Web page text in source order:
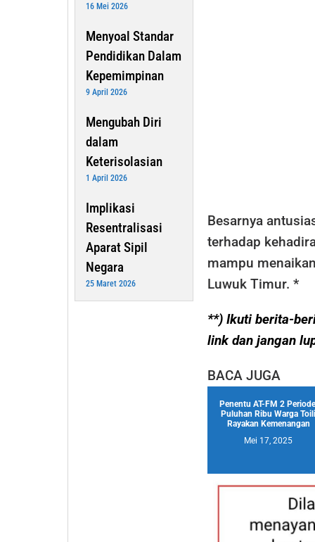
16 Mei 2026
Menyoal Standar
Pendidikan Dalam
Kepemimpinan
9 April 2026
Mengubah Diri
dalam
Keterisolasian
1 April 2026
Implikasi
Resentralisasi
Aparat Sipil
Negara
25 Maret 2026
Besarnya
terhadap
mampu
Luwuk Timur. *
**) Ikuti berita-
link dan jangan
BACA JUGA
Penentu AT-FM 2
Puluhan Ribu Warga Toili
Rayakan Kemenangan
Mei 17, 2025